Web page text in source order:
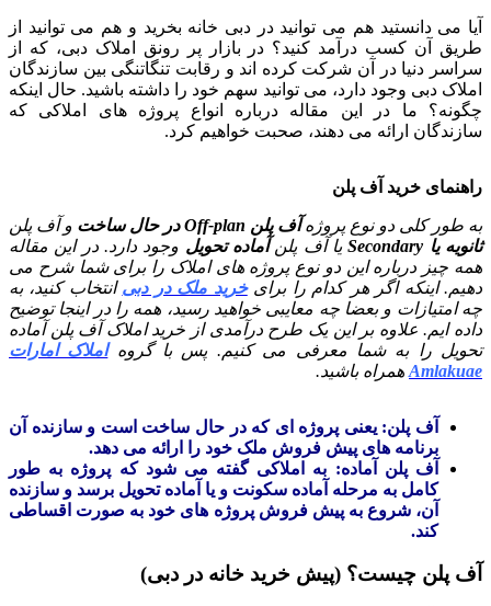
آیا می دانستید هم می توانید در دبی خانه بخرید و هم می توانید از
طریق آن کسب درآمد کنید؟ در بازار پر رونق املاک دبی، که از
سراسر دنیا در آن شرکت کرده اند و رقابت تنگاتنگی بین سازندگان
املاک دبی وجود دارد، می توانید سهم خود را داشته باشید. حال اینکه
چگونه؟ ما در این مقاله درباره انواع پروژه های املاکی که
سازندگان ارائه می دهند، صحبت خواهیم کرد.
راهنمای خرید آف پلن
به طور کلی دو نوع پروژهآف پلن Off-plan در حال ساخت
و آف پلن
ثانویه یا Secondary
یا آف پلنآماده تحویل وجود دارد. در این مقاله
همه چیز درباره این دو نوع پروژه های املاک را برای شما شرح می
دهیم. اینکه اگر هر کدام را برایخرید ملک در دبی انتخاب کنید، به
چه امتیازات و بعضا چه معایبی خواهید رسید، همه را در اینجا توضیح
داده ایم. علاوه بر این یک طرح درآمدی از خرید املاک آف پلن آماده
تحویل را به شما معرفی می کنیم. پس با گروهاملاک امارات
Amlakuaeهمراه باشید.
آف پلن: یعنی پروژه ای که در حال ساخت است و سازنده آن
برنامه های پیش فروش ملک خود را ارائه می دهد.
آف پلن آماده: به املاکی گفته می شود که پروژه به طور
کامل به مرحله آماده سکونت و یا آماده تحویل برسد و سازنده
آن، شروع به پیش فروش پروژه های خود به صورت اقساطی
کند.
آف پلن چیست؟ (پیش خرید خانه در دبی)